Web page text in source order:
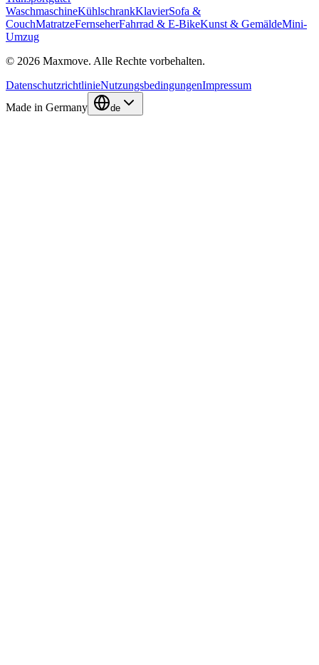
WaschmaschineKühlschrankKlavierSofa &
CouchMatratzeFernseherFahrrad & E-BikeKunst & GemäldeMini-
Umzug
© 2026 Maxmove. Alle Rechte vorbehalten.
DatenschutzrichtlinieNutzungsbedingungenImpressum
Made in Germany
de